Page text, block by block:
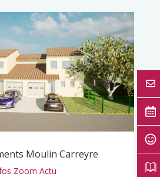
Moulin Carreyre
Zoom Actu